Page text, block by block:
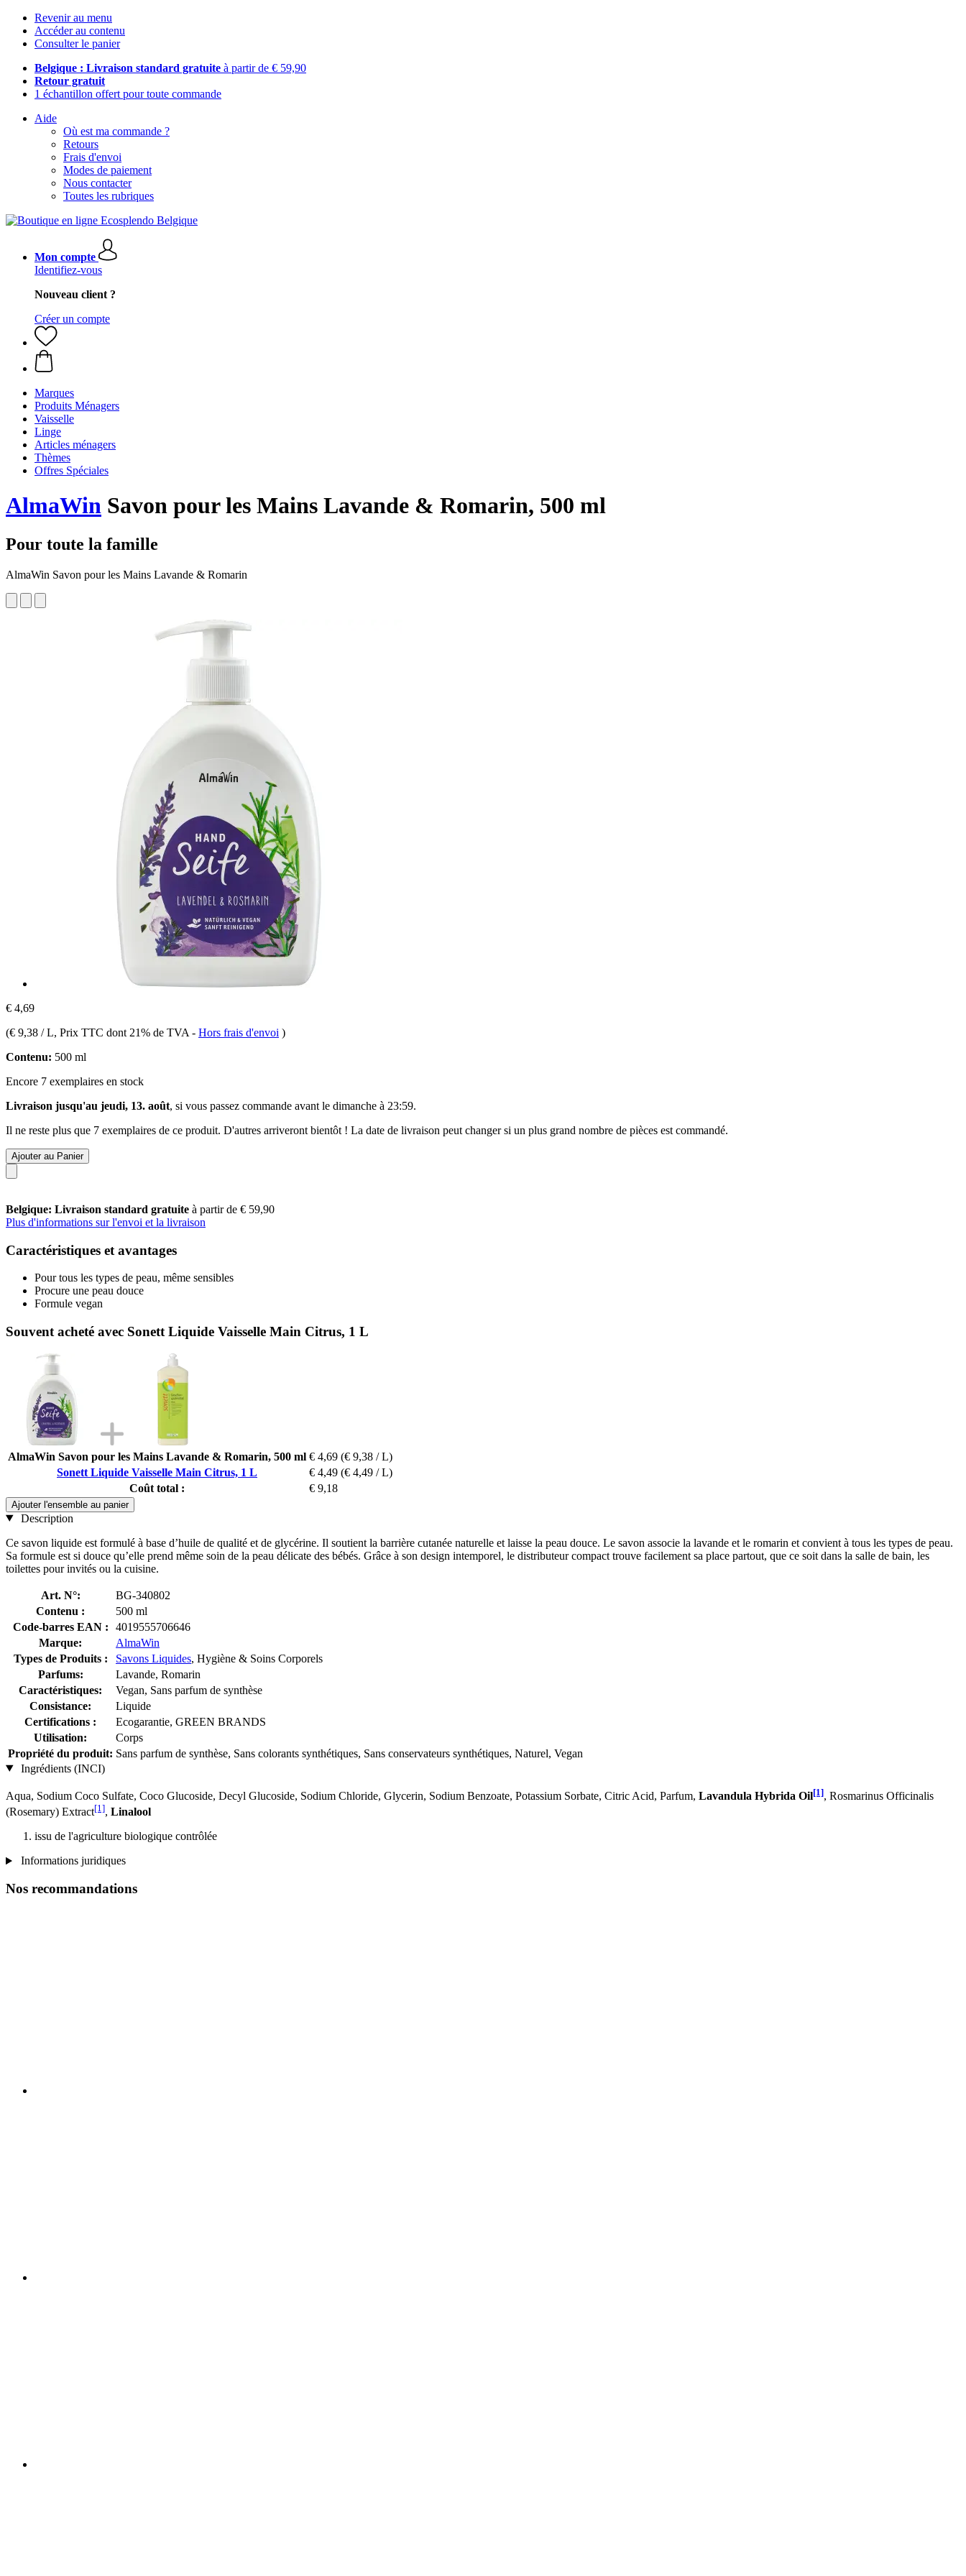
Revenir au menu
Accéder au contenu
Consulter le panier
Belgique : Livraison standard gratuite à partir de € 59,90
Retour gratuit
1 échantillon offert pour toute commande
Aide
Où est ma commande ?
Retours
Frais d'envoi
Modes de paiement
Nous contacter
Toutes les rubriques
Mon compte
Identifiez-vous
Nouveau client ?
Créer un compte
Marques
Produits Ménagers
Vaisselle
Linge
Articles ménagers
Thèmes
Offres Spéciales
AlmaWin Savon pour les Mains Lavande & Romarin, 500 ml
Pour toute la famille
AlmaWin Savon pour les Mains Lavande & Romarin
€ 4,69
(€ 9,38 / L, Prix TTC dont 21% de TVA - Hors frais d'envoi )
Contenu: 500 ml
Encore 7 exemplaires en stock
Livraison jusqu'au jeudi, 13. août, si vous passez commande avant le dimanche à 23:59.
Il ne reste plus que 7 exemplaires de ce produit. D'autres arriveront bientôt ! La date de livraison peut changer si un plus grand nombre de pièces est commandé.
Ajouter au Panier
Belgique: Livraison standard gratuite à partir de € 59,90
Plus d'informations sur l'envoi et la livraison
Caractéristiques et avantages
Pour tous les types de peau, même sensibles
Procure une peau douce
Formule vegan
Souvent acheté avec Sonett Liquide Vaisselle Main Citrus, 1 L
AlmaWin Savon pour les Mains Lavande & Romarin, 500 ml € 4,69 (€ 9,38 / L)
Sonett Liquide Vaisselle Main Citrus, 1 L
€ 4,49 (€ 4,49 / L)
Coût total :
€ 9,18
Ajouter l'ensemble au panier
Description
Ce savon liquide est formulé à base d’huile de qualité et de glycérine. Il soutient la barrière cutanée naturelle et laisse la peau douce. Le savon associe la lavande et le romarin et convient à tous les types de peau.
Sa formule est si douce qu’elle prend même soin de la peau délicate des bébés. Grâce à son design intemporel, le distributeur compact trouve facilement sa place partout, que ce soit dans la salle de bain, les
toilettes pour invités ou la cuisine.
Art. N°:
BG-340802
Contenu :
500 ml
Code-barres EAN :
4019555706646
Marque:
AlmaWin
Types de Produits :
Savons Liquides, Hygiène & Soins Corporels
Parfums:
Lavande, Romarin
Caractéristiques:
Vegan, Sans parfum de synthèse
Consistance:
Liquide
Certifications :
Ecogarantie, GREEN BRANDS
Utilisation:
Corps
Propriété du produit: Sans parfum de synthèse, Sans colorants synthétiques, Sans conservateurs synthétiques, Naturel, Vegan
Ingrédients (INCI)
Aqua, Sodium Coco­ Sulfate, Coco Glucoside, Decyl Glucoside, Sodium Chloride, Glycerin, Sodium Benzoate, Potassium Sorbate, Citric Acid, Parfum, Lavandula Hybrida Oil[1], Rosmarinus Officinalis
(Rosemary) Extract[1], Linalool
issu de l'agriculture biologique contrôlée
Informations juridiques
Nos recommandations